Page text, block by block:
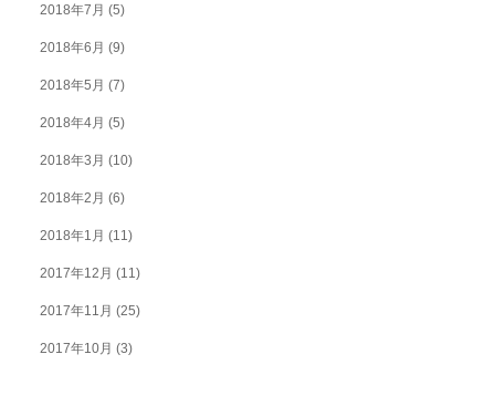
2018年7月 (5)
2018年6月 (9)
2018年5月 (7)
2018年4月 (5)
2018年3月 (10)
2018年2月 (6)
2018年1月 (11)
2017年12月 (11)
2017年11月 (25)
2017年10月 (3)